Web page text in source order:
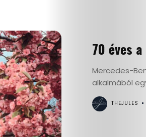
70 éves
Mercedes-
alkalmából
THEJULES